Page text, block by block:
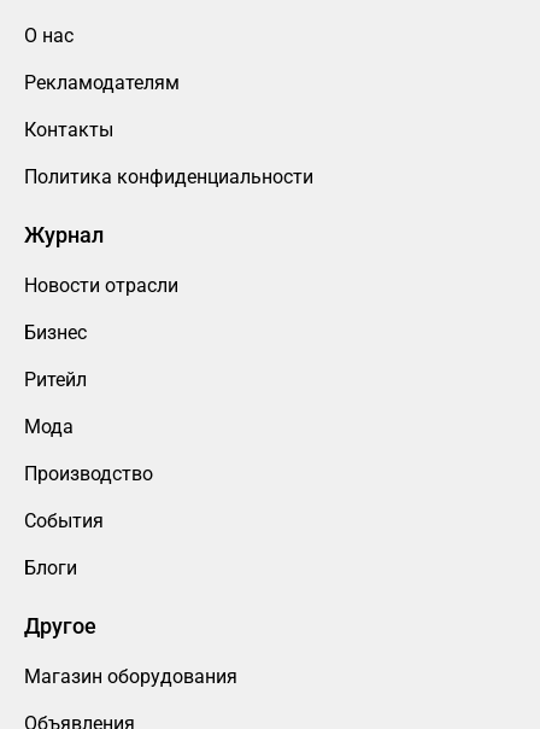
О нас
Рекламодателям
Контакты
Политика конфиденциальности
Журнал
Новости отрасли
Бизнес
Ритейл
Мода
Производство
События
Блоги
Другое
Магазин оборудования
Объявления